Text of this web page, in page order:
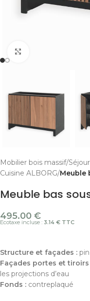
Mobilier bois massif
Cuisine ALBORG Meuble
Meuble bas
495.00 €
Ecotaxe incluse : 3.14 € TTC
Structure et façades :
Façades portes et tiroirs
les projections d’eau
Fonds : contreplaqué